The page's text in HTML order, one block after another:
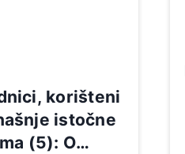
korišteni
istočne
(5): O